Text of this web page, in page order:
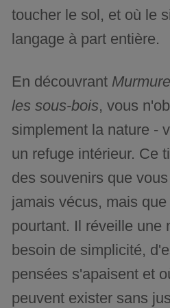
toucher le sol, et où le
langage à part entière.
En découvrant
les sous-bois, vous
simplement la nature -
un refuge intérieur. Ce
des souvenirs que
jamais vécus, mais
pourtant. Il réveille une
besoin de simplicité,
pensées s'apaisent et
peuvent exister sans